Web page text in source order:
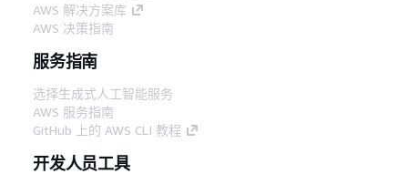
AWS 解决方案库
AWS 决策指南
服务指南
选择生成式人工智能服务
AWS 服务指南
GitHub 上的 AWS CLI 教程
开发人员工具